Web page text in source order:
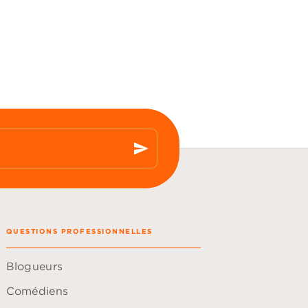
send
QUESTIONS PROFESSIONNELLES
Blogueurs
Comédiens